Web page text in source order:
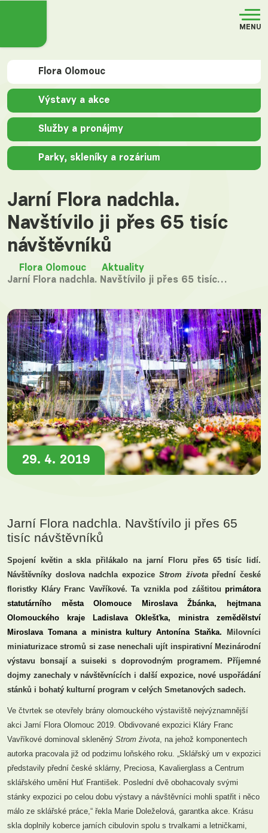
MENU
Flora Olomouc
Výstavy a akce
Služby a pronájmy
Parky, skleníky a rozárium
Jarní Flora nadchla.
Navštívilo ji přes 65 tisíc
návštěvníků
Flora Olomouc
Aktuality
Jarní Flora nadchla. Navštívilo ji přes 65 tisíc…
29. 4. 2019
Jarní Flora nadchla. Navštívilo ji přes 65
tisíc návštěvníků
Spojení květin a skla přilákalo na jarní Floru přes 65 tisíc lidí.
Návštěvníky doslova nadchla expozice Strom životapřední české
floristky Kláry Franc Vavříkové. Ta vznikla pod záštitou primátora
statutárního města Olomouce Miroslava Žbánka, hejtmana
Olomouckého kraje Ladislava Oklešťka, ministra zemědělství
Miroslava Tomana a ministra kultury Antonína Staňka.
Milovníci
miniaturizace stromů si zase nenechali ujít inspirativní Mezinárodní
výstavu bonsají a suiseki s doprovodným programem. Příjemné
dojmy zanechaly v návštěvnících i další expozice, nové uspořádání
stánků i bohatý kulturní program v celých Smetanových sadech.
Ve čtvrtek se otevřely brány olomouckého výstaviště nejvýznamnější
akci Jarní Flora Olomouc 2019. Obdivované expozici Kláry Franc
Vavříkové dominoval skleněný Strom života , na jehož komponentech
autorka pracovala již od podzimu loňského roku. „Sklářský um v expozici
představily přední české sklárny, Preciosa, Kavalierglass a Centrum
sklářského umění Huť František. Poslední dvě obohacovaly svými
stánky expozici po celou dobu výstavy a návštěvníci mohli spatřit i něco
málo ze sklářské práce,“ řekla Marie Doleželová, garantka akce. Krásu
skla doplnily koberce jarních cibulovin spolu s trvalkami a letničkami,